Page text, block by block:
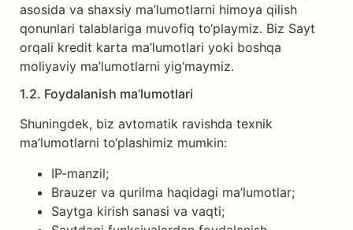
asosida va shaxsiy ma’lumotlarni himoya qilish
qonunlari talablariga muvofiq to‘playmiz. Biz Sayt
orqali kredit karta ma’lumotlari yoki boshqa
moliyaviy ma’lumotlarni yig‘maymiz.
1.2. Foydalanish ma’lumotlari
Shuningdek, biz avtomatik ravishda texnik
ma’lumotlarni to‘plashimiz mumkin:
IP-manzil;
Brauzer va qurilma haqidagi ma’lumotlar;
Saytga kirish sanasi va vaqti;